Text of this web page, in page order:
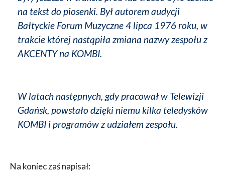
na tekst do piosenki. Był autorem audycji
Bałtyckie Forum Muzyczne 4 lipca 1976 roku, w
trakcie której nastąpiła zmiana nazwy zespołu z
AKCENTY na KOMBI.
W latach następnych, gdy pracował w Telewizji
Gdańsk, powstało dzięki niemu kilka teledysków
KOMBI i programów z udziałem zespołu.
Na koniec zaś napisał: